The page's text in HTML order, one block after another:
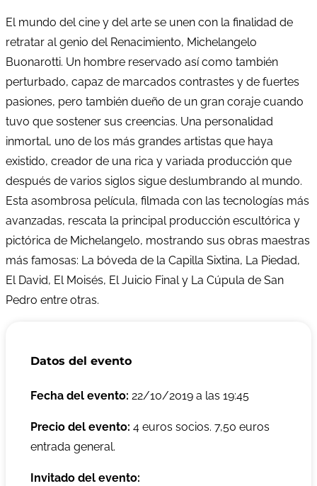
El mundo del cine y del arte se unen con la finalidad de
retratar al genio del Renacimiento, Michelangelo
Buonarotti. Un hombre reservado así como también
perturbado, capaz de marcados contrastes y de fuertes
pasiones, pero también dueño de un gran coraje cuando
tuvo que sostener sus creencias. Una personalidad
inmortal, uno de los más grandes artistas que haya
existido, creador de una rica y variada producción que
después de varios siglos sigue deslumbrando al mundo.
Esta asombrosa película, filmada con las tecnologías más
avanzadas, rescata la principal producción escultórica y
pictórica de Michelangelo, mostrando sus obras maestras
más famosas: La bóveda de la Capilla Sixtina, La Piedad,
El David, El Moisés, El Juicio Final y La Cúpula de San
Pedro entre otras.
Datos del evento
Fecha del evento: 22/10/2019 a las 19:45
Precio del evento: 4 euros socios. 7,50 euros
entrada general.
Invitado del evento: